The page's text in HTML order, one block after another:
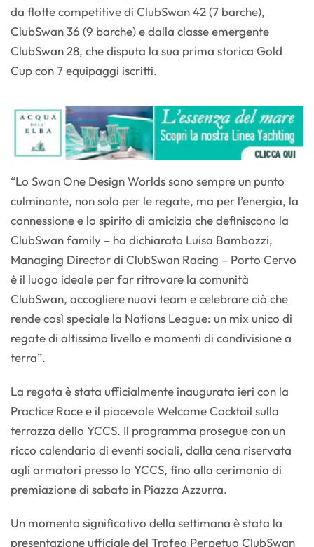
da flotte competitive di ClubSwan 42 (7 barche),
ClubSwan 36 (9 barche) e dalla classe emergente
ClubSwan 28, che disputa la sua prima storica Gold
Cup con 7 equipaggi iscritti.
“Lo Swan One Design Worlds sono sempre un punto
culminante, non solo per le regate, ma per l’energia, la
connessione e lo spirito di amicizia che definiscono la
ClubSwan family – ha dichiarato Luisa Bambozzi,
Managing Director di ClubSwan Racing – Porto Cervo
è il luogo ideale per far ritrovare la comunità
ClubSwan, accogliere nuovi team e celebrare ciò che
rende così speciale la Nations League: un mix unico di
regate di altissimo livello e momenti di condivisione a
terra”.
La regata è stata ufficialmente inaugurata ieri con la
Practice Race e il piacevole Welcome Cocktail sulla
terrazza dello YCCS. Il programma prosegue con un
ricco calendario di eventi sociali, dalla cena riservata
agli armatori presso lo YCCS, fino alla cerimonia di
premiazione di sabato in Piazza Azzurra.
Un momento significativo della settimana è stata la
presentazione ufficiale del Trofeo Perpetuo ClubSwan